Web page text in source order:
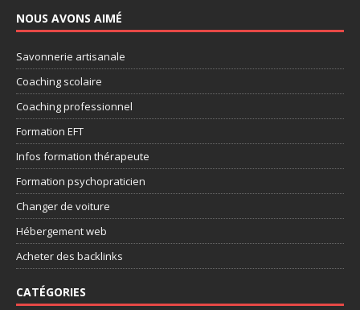
NOUS AVONS AIMÉ
Savonnerie artisanale
Coaching scolaire
Coaching professionnel
Formation EFT
Infos formation thérapeute
Formation psychopraticien
Changer de voiture
Hébergement web
Acheter des backlinks
CATÉGORIES